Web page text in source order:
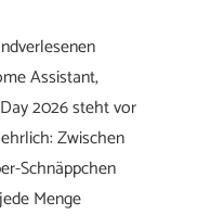
Assistant,
2026 steht vor
Zwischen
Schnäppchen
Menge